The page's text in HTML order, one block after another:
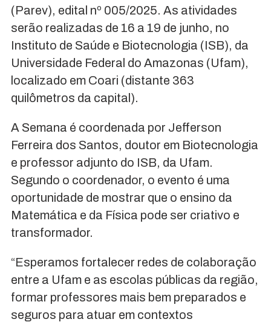
(Parev), edital nº 005/2025. As atividades
serão realizadas de 16 a 19 de junho, no
Instituto de Saúde e Biotecnologia (ISB), da
Universidade Federal do Amazonas (Ufam),
localizado em Coari (distante 363
quilômetros da capital).
A Semana é coordenada por Jefferson
Ferreira dos Santos, doutor em Biotecnologia
e professor adjunto do ISB, da Ufam.
Segundo o coordenador, o evento é uma
oportunidade de mostrar que o ensino da
Matemática e da Física pode ser criativo e
transformador.
“Esperamos fortalecer redes de colaboração
entre a Ufam e as escolas públicas da região,
formar professores mais bem preparados e
seguros para atuar em contextos